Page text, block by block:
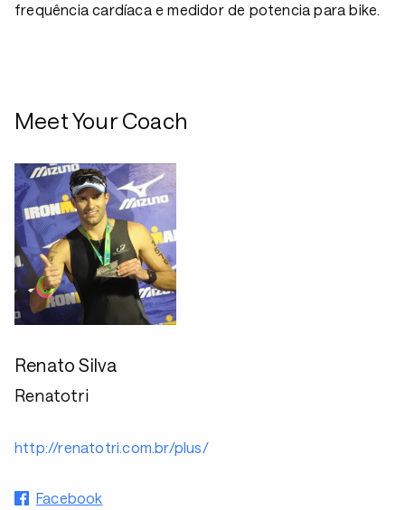
frequência cardíaca e medidor de potencia para bike.
Meet Your Coach
Renato Silva
Renatotri
http://renatotri.com.br/plus/
Facebook